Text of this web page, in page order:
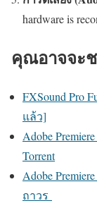
hardware is
คุณอาจจะ
FXSound Pro
แล้ว]
Adobe
Torrent
Adobe
ถาวร